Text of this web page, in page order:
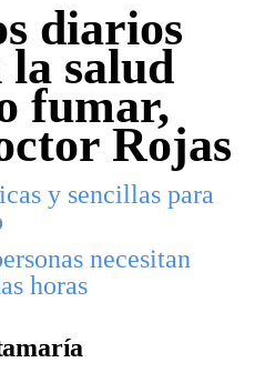
diarios
la salud
fumar,
Rojas
y sencillas para
necesitan
horas